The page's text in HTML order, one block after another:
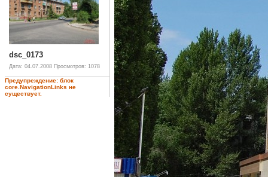
dsc_0173
Дата: 04.07.2008 Просмотров: 1078
Предупреждение: блок
core.NavigationLinks не
существует.